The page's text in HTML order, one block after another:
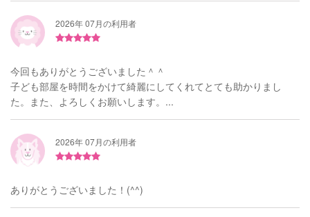
2026年 07月の利用者
今回もありがとうございました＾＾
子ども部屋を時間をかけて綺麗にしてくれてとても助かりまし
た。また、よろしくお願いします。...
2026年 07月の利用者
ありがとうございました！(^^)